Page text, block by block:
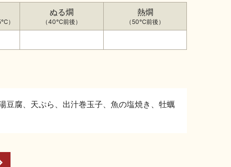
）
ぬる燗
（40℃前後）
熱燗
（50℃前後）
豆腐、天ぷら、出汁巻玉子、魚の塩焼き、牡蠣